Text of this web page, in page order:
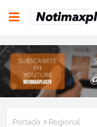
Portada Regional